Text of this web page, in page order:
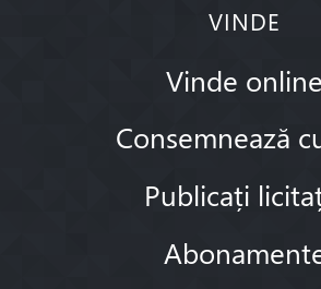
VINDE
Vinde online
Consemnează
Publicați